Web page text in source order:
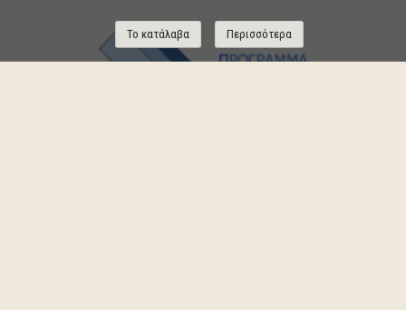
Το κατάλαβα Περισσότερα